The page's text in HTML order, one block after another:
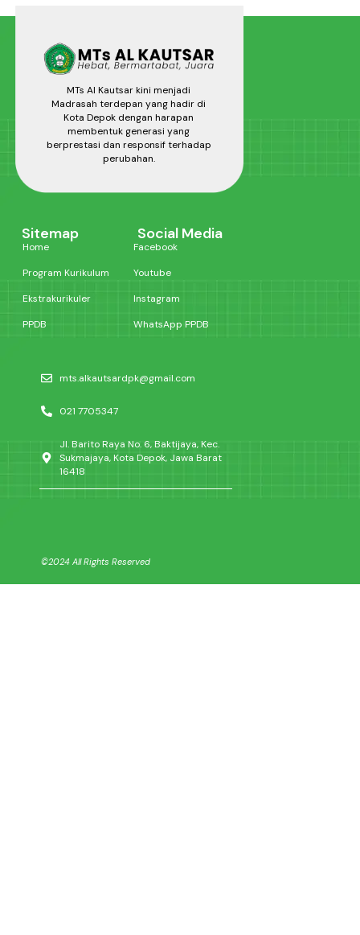
MTs Al Kautsar kini menjadi
Madrasah terdepan yang hadir di
Kota Depok dengan harapan
membentuk generasi yang
berprestasi dan responsif terhadap
perubahan.
Sitemap
Home
Program Kurikulum
Ekstrakurikuler
PPDB
Social Media
Facebook
Youtube
Instagram
WhatsApp PPDB
mts.alkautsardpk@gmail.com
021 7705347
Jl. Barito Raya No. 6, Baktijaya, Kec.
Sukmajaya, Kota Depok, Jawa Barat
16418
©2024 All Rights Reserved